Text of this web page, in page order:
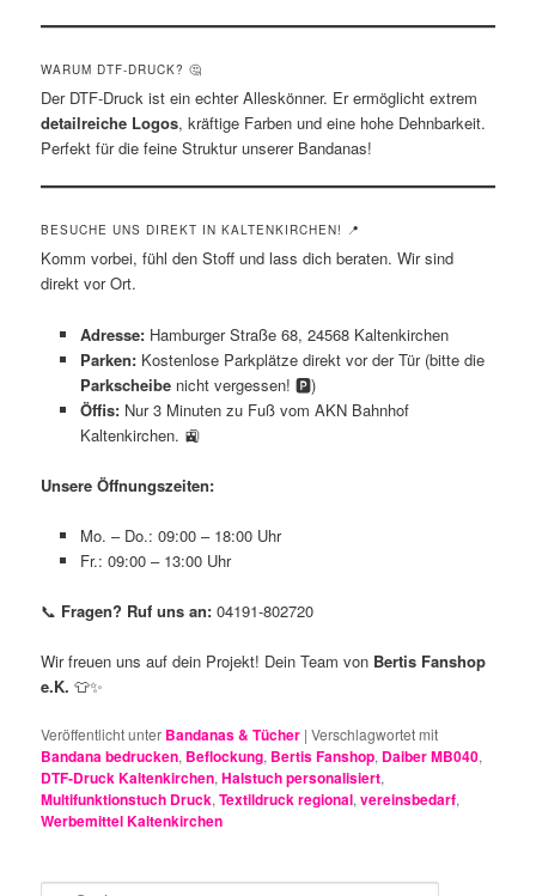
WARUM DTF-DRUCK? 🤔
Der DTF-Druck ist ein echter Alleskönner. Er ermöglicht extrem
detailreiche Logos, kräftige Farben und eine hohe Dehnbarkeit.
Perfekt für die feine Struktur unserer Bandanas!
BESUCHE UNS DIREKT IN KALTENKIRCHEN! 📍
Komm vorbei, fühl den Stoff und lass dich beraten. Wir sind
direkt vor Ort.
Adresse:Hamburger Straße 68, 24568 Kaltenkirchen
Parken:Kostenlose Parkplätze direkt vor der Tür (bitte die
Parkscheibenicht vergessen! 🅿️)
Öffis:Nur 3 Minuten zu Fuß vom AKN Bahnhof
Kaltenkirchen. 🚉
Unsere Öffnungszeiten:
Mo. – Do.: 09:00 – 18:00 Uhr
Fr.: 09:00 – 13:00 Uhr
📞 Fragen? Ruf uns an: 04191-802720
Wir freuen uns auf dein Projekt! Dein Team von Bertis Fanshop
e.K. 👕✨
Veröffentlicht unter Bandanas & Tücher |Verschlagwortet mit
Bandana bedrucken, Beflockung, Bertis Fanshop, Daiber MB040,
DTF-Druck Kaltenkirchen,Halstuch personalisiert,
Multifunktionstuch Druck,Textildruck regional,vereinsbedarf,
Werbemittel Kaltenkirchen